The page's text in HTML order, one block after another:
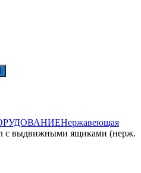
кофемашины
кофемашины
оборудование
Нержавеющая
с выдвижными ящиками (нерж.